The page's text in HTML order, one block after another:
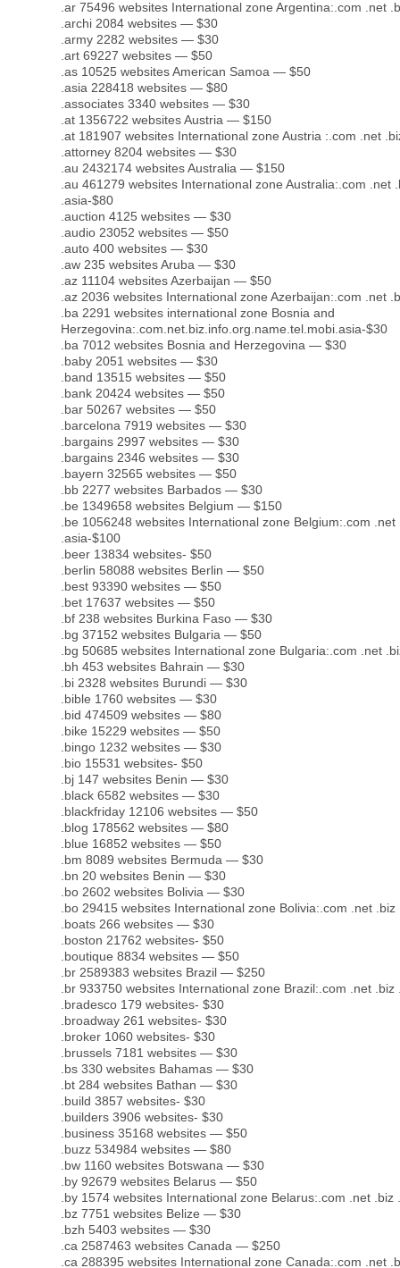
.ar 75496 websites International zone Argentina:.com .net
.archi 2084 websites — $30
.army 2282 websites — $30
.art 69227 websites — $50
.as 10525 websites American Samoa — $50
.asia 228418 websites — $80
.associates 3340 websites — $30
.at 1356722 websites Austria — $150
.at 181907 websites International zone Austria :.com .net
.attorney 8204 websites — $30
.au 2432174 websites Australia — $150
.au 461279 websites International zone Australia:.com .net
.asia-$80
.auction 4125 websites — $30
.audio 23052 websites — $50
.auto 400 websites — $30
.aw 235 websites Aruba — $30
.az 11104 websites Azerbaijan — $50
.az 2036 websites International zone Azerbaijan:.com .net
.ba 2291 websites international zone Bosnia and
Herzegovina:.com.net.biz.info.org.name.tel.mobi.asia-$30
.ba 7012 websites Bosnia and Herzegovina — $30
.baby 2051 websites — $30
.band 13515 websites — $50
.bank 20424 websites — $50
.bar 50267 websites — $50
.barcelona 7919 websites — $30
.bargains 2997 websites — $30
.bargains 2346 websites — $30
.bayern 32565 websites — $50
.bb 2277 websites Barbados — $30
.be 1349658 websites Belgium — $150
.be 1056248 websites International zone Belgium:.com
.asia-$100
.beer 13834 websites- $50
.berlin 58088 websites Berlin — $50
.best 93390 websites — $50
.bet 17637 websites — $50
.bf 238 websites Burkina Faso — $30
.bg 37152 websites Bulgaria — $50
.bg 50685 websites International zone Bulgaria:.com .net
.bh 453 websites Bahrain — $30
.bi 2328 websites Burundi — $30
.bible 1760 websites — $30
.bid 474509 websites — $80
.bike 15229 websites — $50
.bingo 1232 websites — $30
.bio 15531 websites- $50
.bj 147 websites Benin — $30
.black 6582 websites — $30
.blackfriday 12106 websites — $50
.blog 178562 websites — $80
.blue 16852 websites — $50
.bm 8089 websites Bermuda — $30
.bn 20 websites Benin — $30
.bo 2602 websites Bolivia — $30
.bo 29415 websites International zone Bolivia:.com .net
.boats 266 websites — $30
.boston 21762 websites- $50
.boutique 8834 websites — $50
.br 2589383 websites Brazil — $250
.br 933750 websites International zone Brazil:.com .net
.bradesco 179 websites- $30
.broadway 261 websites- $30
.broker 1060 websites- $30
.brussels 7181 websites — $30
.bs 330 websites Bahamas — $30
.bt 284 websites Bathan — $30
.build 3857 websites- $30
.builders 3906 websites- $30
.business 35168 websites — $50
.buzz 534984 websites — $80
.bw 1160 websites Botswana — $30
.by 92679 websites Belarus — $50
.by 1574 websites International zone Belarus:.com .net
.bz 7751 websites Belize — $30
.bzh 5403 websites — $30
.ca 2587463 websites Canada — $250
.ca 288395 websites International zone Canada:.com .net